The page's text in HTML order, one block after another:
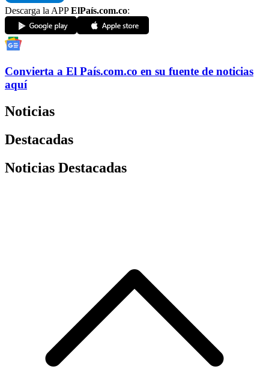
Descarga la APPElPaís.com.co:
Convierta a El País.com.co en su fuente de noticias
aquí
Noticias
Destacadas
Noticias Destacadas